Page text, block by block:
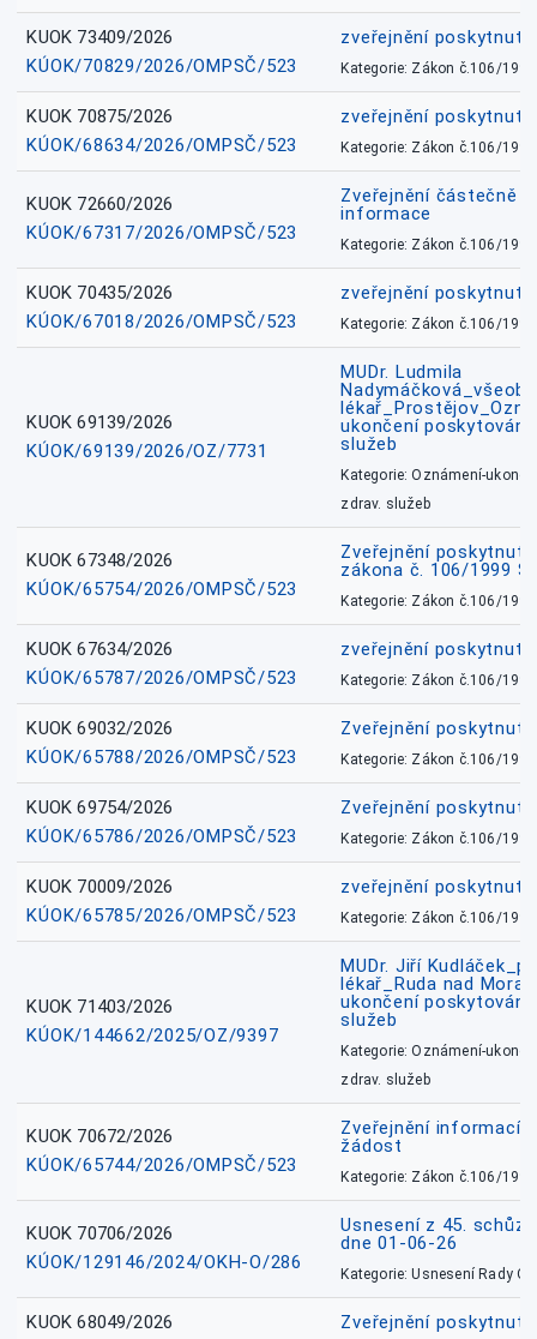
KUOK 73409/2026
KÚOK/70829/2026/OMPSČ/523
zveřejnění
Kategorie: Zákon č.106/1999
KUOK 70875/2026
KÚOK/68634/2026/OMPSČ/523
zveřejnění
Kategorie: Zákon č.106/1999
KUOK 72660/2026
KÚOK/67317/2026/OMPSČ/523
Zveřejnění částečně
informace
Kategorie: Zákon č.106/1999
KUOK 70435/2026
KÚOK/67018/2026/OMPSČ/523
zveřejnění
Kategorie: Zákon č.106/1999
KUOK 69139/2026
KÚOK/69139/2026/OZ/7731
MUDr. Ludmila
ukončení
služeb
Kategorie: Oznámení-
zdrav. služeb
KUOK 67348/2026
KÚOK/65754/2026/OMPSČ/523
Zveřejnění
zákona č. 106/1999
Kategorie: Zákon č.106/1999
KUOK 67634/2026
KÚOK/65787/2026/OMPSČ/523
zveřejnění
Kategorie: Zákon č.106/1999
KUOK 69032/2026
KÚOK/65788/2026/OMPSČ/523
Zveřejnění
Kategorie: Zákon č.106/1999
KUOK 69754/2026
KÚOK/65786/2026/OMPSČ/523
Zveřejnění
Kategorie: Zákon č.106/1999
KUOK 70009/2026
KÚOK/65785/2026/OMPSČ/523
zveřejnění
Kategorie: Zákon č.106/1999
KUOK 71403/2026
KÚOK/144662/2025/OZ/9397
MUDr. Jiří
lékař_Ruda nad
ukončení
služeb
Kategorie: Oznámení-
zdrav. služeb
KUOK 70672/2026
KÚOK/65744/2026/OMPSČ/523
Zveřejnění informací
žádost
Kategorie: Zákon č.106/1999
KUOK 70706/2026
KÚOK/129146/2024/OKH-O/286
Usnesení z 45.
dne 01-06-26
Kategorie: Usnesení Rady
KUOK 68049/2026
Zveřejnění